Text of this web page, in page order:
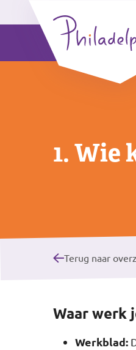
1. Wie
Terug naar
Waar werk
Werkblad: